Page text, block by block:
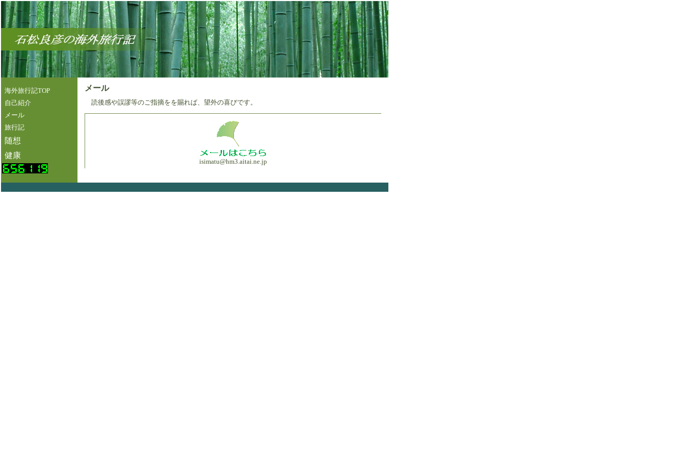
海外旅行記TOP
自己紹介
メール
旅行記
随想
健康
メール
読後感や誤謬等のご指摘をを賜れば、望外の喜びです。
isimatu@hm3.aitai.ne.jp